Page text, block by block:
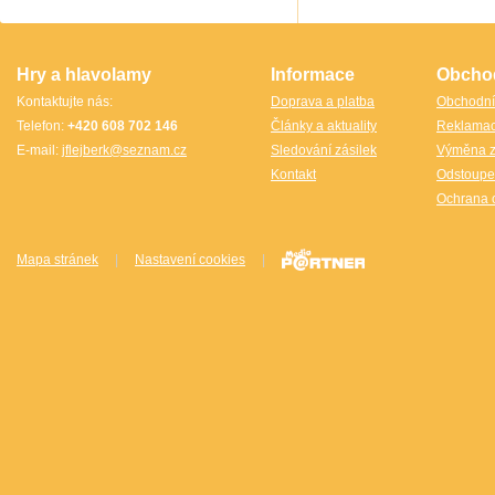
Hry a hlavolamy
Kontaktujte nás:
Telefon: +420 608 702 146
E-mail: jflejberk@seznam.cz
Informace
Doprava a platba
Články a aktuality
Sledování zásilek
Kontakt
Výměna
Ochrana
Mapa stránek Nastavení cookies